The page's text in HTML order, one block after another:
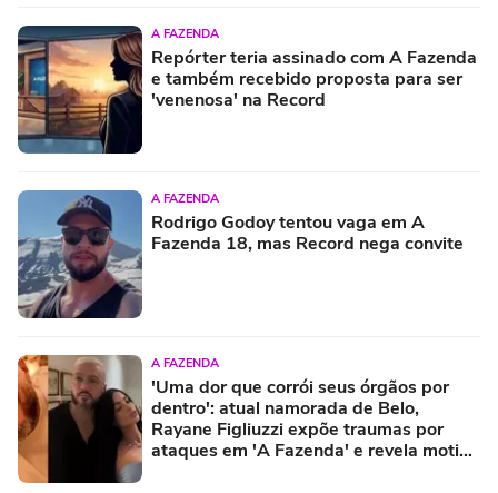
A FAZENDA
Repórter teria assinado com A Fazenda
e também recebido proposta para ser
'venenosa' na Record
A FAZENDA
Rodrigo Godoy tentou vaga em A
Fazenda 18, mas Record nega convite
A FAZENDA
'Uma dor que corrói seus órgãos por
dentro': atual namorada de Belo,
Rayane Figliuzzi expõe traumas por
ataques em 'A Fazenda' e revela motivo